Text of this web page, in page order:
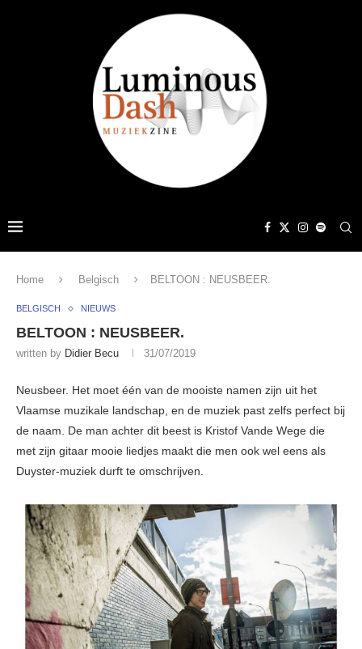
Home Belgisch BELTOON : NEUSBEER.
BELGISCH NIEUWS
BELTOON : NEUSBEER.
written by Didier Becu 31/07/2019
Neusbeer. Het moet één van de mooiste namen zijn uit het
Vlaamse muzikale landschap, en de muziek past zelfs perfect bij
de naam. De man achter dit beest is Kristof Vande Wege die
met zijn gitaar mooie liedjes maakt die men ook wel eens als
Duyster-muziek durft te omschrijven.